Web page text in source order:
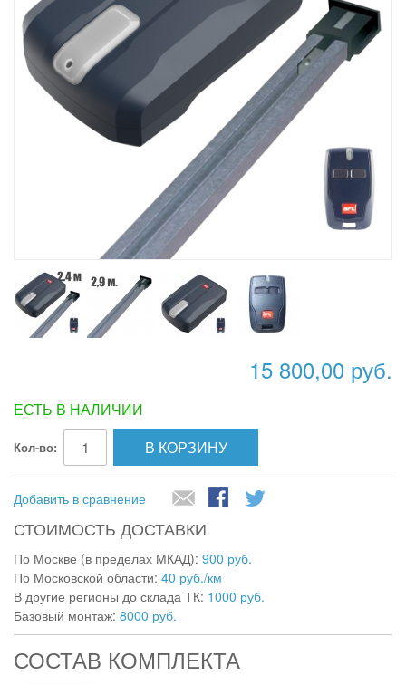
15 800,00 руб.
ЕСТЬ В НАЛИЧИИ
Кол-во: В КОРЗИНУ
Добавить в сравнение
СТОИМОСТЬ ДОСТАВКИ
По Москве (в пределах МКАД): 900 руб.
По Московской области: 40 руб./км
В другие регионы до склада ТК: 1000 руб.
Базовый монтаж: 8000 руб.
СОСТАВ КОМПЛЕКТА